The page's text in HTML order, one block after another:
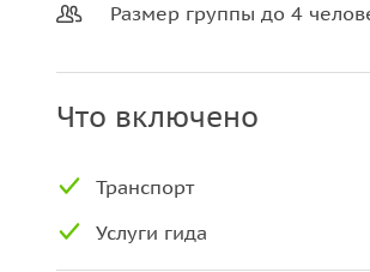
Размер группы до 4
Что включено
Транспорт
Услуги гида